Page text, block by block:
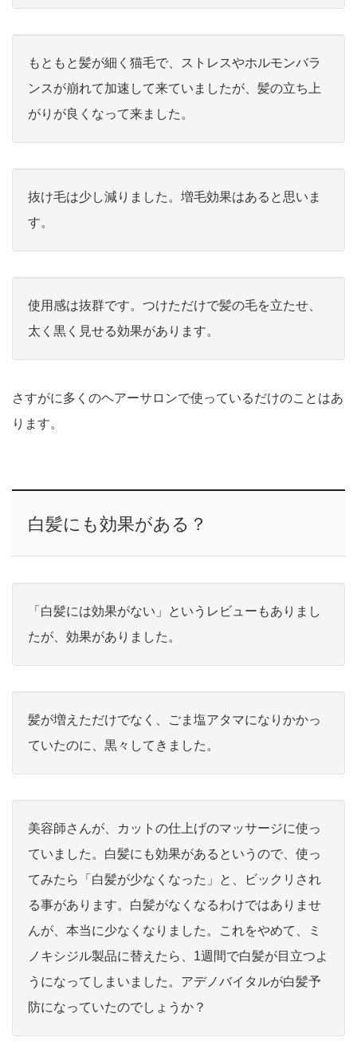
もともと髪が細く猫毛で、ストレスやホルモンバラ
ンスが崩れて加速して来ていましたが、髪の立ち上
がりが良くなって来ました。
抜け毛は少し減りました。増毛効果はあると思いま
す。
使用感は抜群です。つけただけで髪の毛を立たせ、
太く黒く見せる効果があります。
さすがに多くのヘアーサロンで使っているだけのことはあ
ります。
白髪にも効果がある？
「白髪には効果がない」というレビューもありまし
たが、効果がありました。
髪が増えただけでなく、ごま塩アタマになりかかっ
ていたのに、黒々してきました。
美容師さんが、カットの仕上げのマッサージに使っ
ていました。白髪にも効果があるというので、使っ
てみたら「白髪が少なくなった」と、ビックリされ
る事があります。白髪がなくなるわけではありませ
んが、本当に少なくなりました。これをやめて、ミ
ノキシジル製品に替えたら、1週間で白髪が目立つよ
うになってしまいました。アデノバイタルが白髪予
防になっていたのでしょうか？